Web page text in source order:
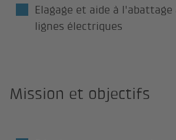
Elagage et aide à l'abattage
lignes électriques
Mission et objectifs